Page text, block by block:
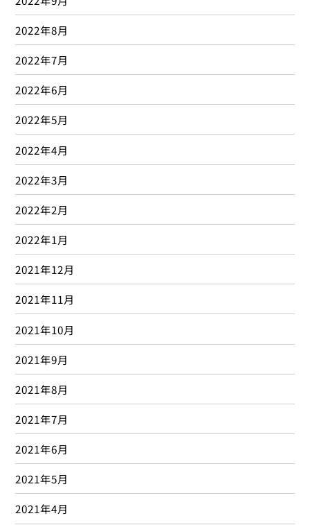
2019年8月
2019年7月
2019年6月
2019年5月
2019年4月
2019年3月
2019年2月
2019年1月
2018年12月
2018年11月
2018年10月
2018年9月
2018年8月
2018年7月
2018年6月
2018年5月
2018年4月